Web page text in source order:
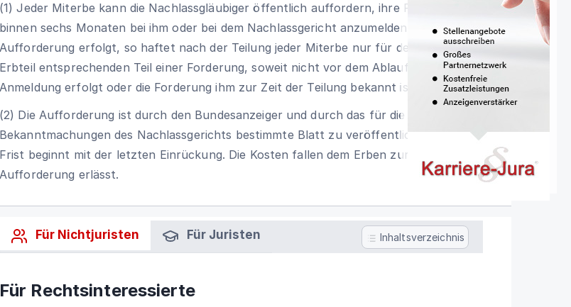
(1) Jeder Miterbe kann die Nachlassgläubiger öffentlich auffordern, ihre Forderungen
binnen sechs Monaten bei ihm oder bei dem Nachlassgericht anzumelden. Ist die
Aufforderung erfolgt, so haftet nach der Teilung jeder Miterbe nur für den seinem
Erbteil entsprechenden Teil einer Forderung, soweit nicht vor dem Ablauf der Frist die
Anmeldung erfolgt oder die Forderung ihm zur Zeit der Teilung bekannt ist.
(2) Die Aufforderung ist durch den Bundesanzeiger und durch das für die
Bekanntmachungen des Nachlassgerichts bestimmte Blatt zu veröffentlichen. Die
Frist beginnt mit der letzten Einrückung. Die Kosten fallen dem Erben zur Last, der die
Aufforderung erlässt.
Für Nichtjuristen Für Juristen Inhaltsverzeichnis
Für Rechtsinteressierte